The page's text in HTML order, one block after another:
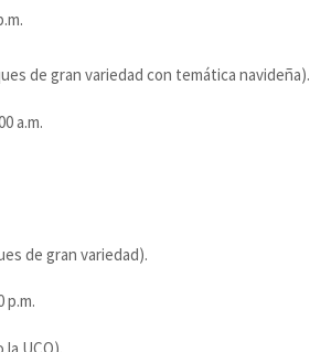
de gran variedad con temática navideña).
a.m.
de gran variedad).
p.m.
UCO).